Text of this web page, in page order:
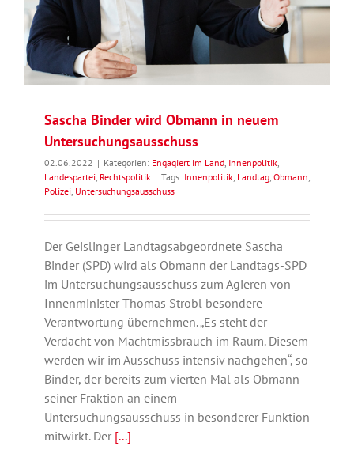
Sascha Binder wird Obmann in neuem
Untersuchungsausschuss
02.06.2022 | Kategorien: Engagiert im Land Innenpolitik
Landespartei Rechtspolitik | Tags: Innenpolitik Landtag Obmann
Polizei Untersuchungsausschuss
Der Geislinger Landtagsabgeordnete Sascha
Binder (SPD) wird als Obmann der Landtags-SPD
im Untersuchungsausschuss zum Agieren von
Innenminister Thomas Strobl besondere
Verantwortung übernehmen. „Es steht der
Verdacht von Machtmissbrauch im Raum. Diesem
werden wir im Ausschuss intensiv nachgehen“, so
Binder, der bereits zum vierten Mal als Obmann
seiner Fraktion an einem
Untersuchungsausschuss in besonderer Funktion
mitwirkt. Der [...]